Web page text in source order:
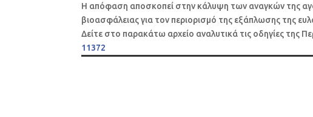
Η απόφαση αποσκοπεί στην κάλυψη των αναγκών της
βιοασφάλειας για τον περιορισμό της εξάπλωσης της
Δείτε στο παρακάτω αρχείο αναλυτικά τις οδηγίες της
11372